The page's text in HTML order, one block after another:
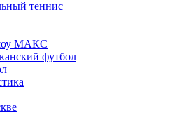
теннис
МАКС
футбол